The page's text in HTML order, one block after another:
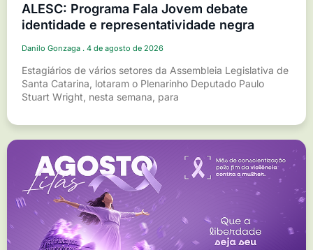
ALESC: Programa Fala Jovem debate
identidade e representatividade negra
Danilo Gonzaga 4 de agosto de 2026
Estagiários de vários setores da Assembleia Legislativa de
Santa Catarina, lotaram o Plenarinho Deputado Paulo
Stuart Wright, nesta semana, para